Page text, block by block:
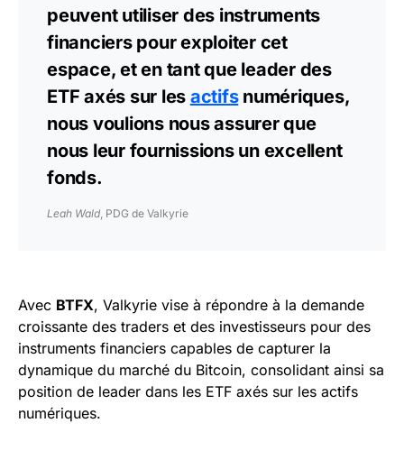
peuvent utiliser des instruments
financiers pour exploiter cet
espace, et en tant que leader des
ETF axés sur les actifsnumériques,
nous voulions nous assurer que
nous leur fournissions un excellent
fonds.
Leah Wald, PDG de Valkyrie
Avec BTFX, Valkyrie vise à répondre à la demande
croissante des traders et des investisseurs pour des
instruments financiers capables de capturer la
dynamique du marché du Bitcoin, consolidant ainsi sa
position de leader dans les ETF axés sur les actifs
numériques.